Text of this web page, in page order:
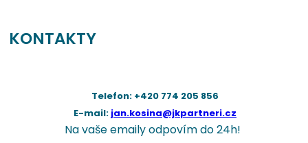
KONTAKTY
Telefon: +420 774 205 856
E-mail: jan.kosina@jkpartneri.cz
Na vaše emaily odpovím do 24h!